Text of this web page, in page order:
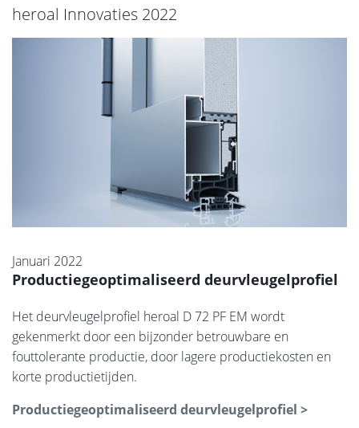
heroal Innovaties 2022
Januari 2022
Productiegeoptimaliseerd deurvleugelprofiel
Het deurvleugelprofiel heroal D 72 PF EM wordt
gekenmerkt door een bijzonder betrouwbare en
fouttolerante productie, door lagere productiekosten en
korte productietijden.
Productiegeoptimaliseerd deurvleugelprofiel >